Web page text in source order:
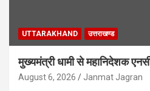
UTTARAKHAND उत्तराखण्ड
मुख्यमंत्री धामी से महानिदेशक
August 6, 2026 Janmat Jagran